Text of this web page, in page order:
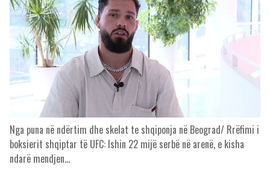
Nga puna në ndërtim dhe skelat te shqiponja në Beograd/ Rrëfimi i
boksierit shqiptar të UFC: Ishin 22 mijë serbë në arenë, e kisha
ndarë mendjen…